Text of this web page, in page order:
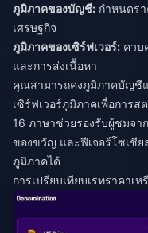
ภูมิภาคของบัญชี: กำหนดรา
ภูมิภาคของเซิร์ฟเวอร์: ควบ
และการส่งเนื้อหา
คุณสามารถคงภูมิภาคบัญชี
เซิร์ฟเวอร์ภูมิภาคเพื่อการ
16 ภาษาช่วยรองรับผู้ชมจา
ของขวัญ และฟีเจอร์โซเชี
ภูมิภาคได้
การเปรียบเทียบเรทราคา